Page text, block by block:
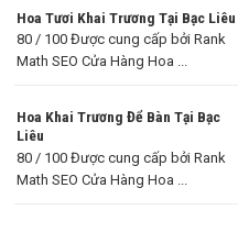
Hoa Tươi Khai Trương Tại Bạc Liêu
80 / 100 Được cung cấp bởi Rank
Math SEO Cửa Hàng Hoa ...
Hoa Khai Trương Để Bàn Tại Bạc
Liêu
80 / 100 Được cung cấp bởi Rank
Math SEO Cửa Hàng Hoa ...